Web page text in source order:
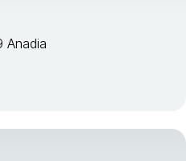
Anadia